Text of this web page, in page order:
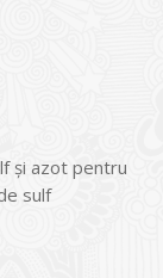
şi azot pentru
sulf